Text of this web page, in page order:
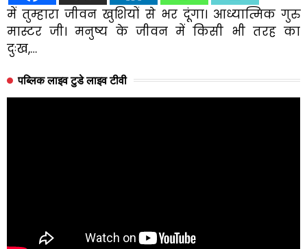
में तुम्हारा जीवन खुशियों से भर दूंगा। आध्यात्मिक गुरु
मास्टर जी। मनुष्य के जीवन में किसी भी तरह का
दुःख,…
पब्लिक लाइव टुडे लाइव टीवी